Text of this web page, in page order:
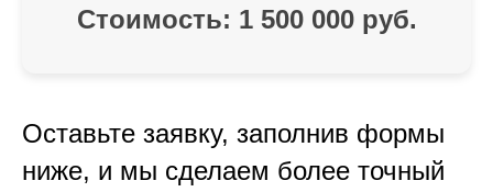
Стоимость: 1 500 000руб.
Оставьте заявку, заполнив формы
ниже, и мы сделаем более точный